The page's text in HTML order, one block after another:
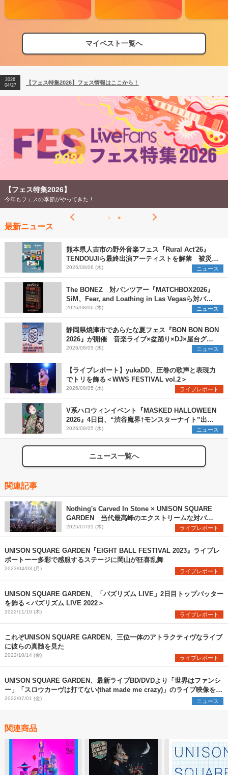
マイベスト一覧へ
【フェス特集2026】フェス情報はここから！
【ライブ動員ランキング】2026年上半期編発表！
2026
04/27
【フェス特集2026】フェス情報はここから！
2026
【ライブ動員ランキング】2026年上半期編発表！
【フェス特集2026】
今年もフェスの季節がやってきた！
最新ニュース
熊本県人吉市の野外音楽フェス『Rural Act'26』
TENDOUJIら最終出演アーティストを解禁 被災地
支援プロジェクトの始動も発表
2026/08/06 (木) ニュース
The BONEZ 対バンツアー『MATCHBOX2026』
SiM、Fear, and Loathing in Las Vegasら対バン
アーティストを一斉解禁
2026/08/06 (木) ニュース
静岡県焼津市であらたな夏フェス『BON BON BON
2026』が開催 音楽ライブ×盆踊り×DJ×屋台グル
メ×ランタンナイトで彩る2日間
2026/08/05 (水) ニュース
【ライブレポート】yukaDD、圧巻の歌声と表現力
でトリを飾る＜WWS FESTIVAL vol.2＞
2026/08/05 (水) ライブレポート
V系ハロウィンイベント『MASKED HALLOWEEN
2026』4日目、“渋谷魔界†モンスターナイト”出演6
組を発表
2026/08/05 (水) ニュース
ニュース一覧へ
関連記事
Nothing's Carved In Stone × UNISON SQUARE
GARDEN 当代最高峰のエクストリームな対バン
を観た
2025/07/31 (木) ライブレポート
UNISON SQUARE GARDEN『EIGHT BALL FESTIVAL 2023』ライブレ
ポートーー多彩で感服するステージに岡山が狂喜乱舞
2023/04/03 (月) ライブレポート
UNISON SQUARE GARDEN、「バズリズム LIVE」2日目トップバッター
を飾る＜バズリズム LIVE 2022＞
2022/11/10 (木) ライブレポート
これぞUNISON SQUARE GARDEN、三位一体のアトラクティヴなライブ
に彼らの真髄を見た
2022/10/14 (金) ライブレポート
UNISON SQUARE GARDEN、最新ライブBD/DVDより「世界はファンシ
ー」「スロウカーヴは打てない(that made me crazy)」のライブ映像を公
開
2022/07/01 (金) ニュース
関連商品